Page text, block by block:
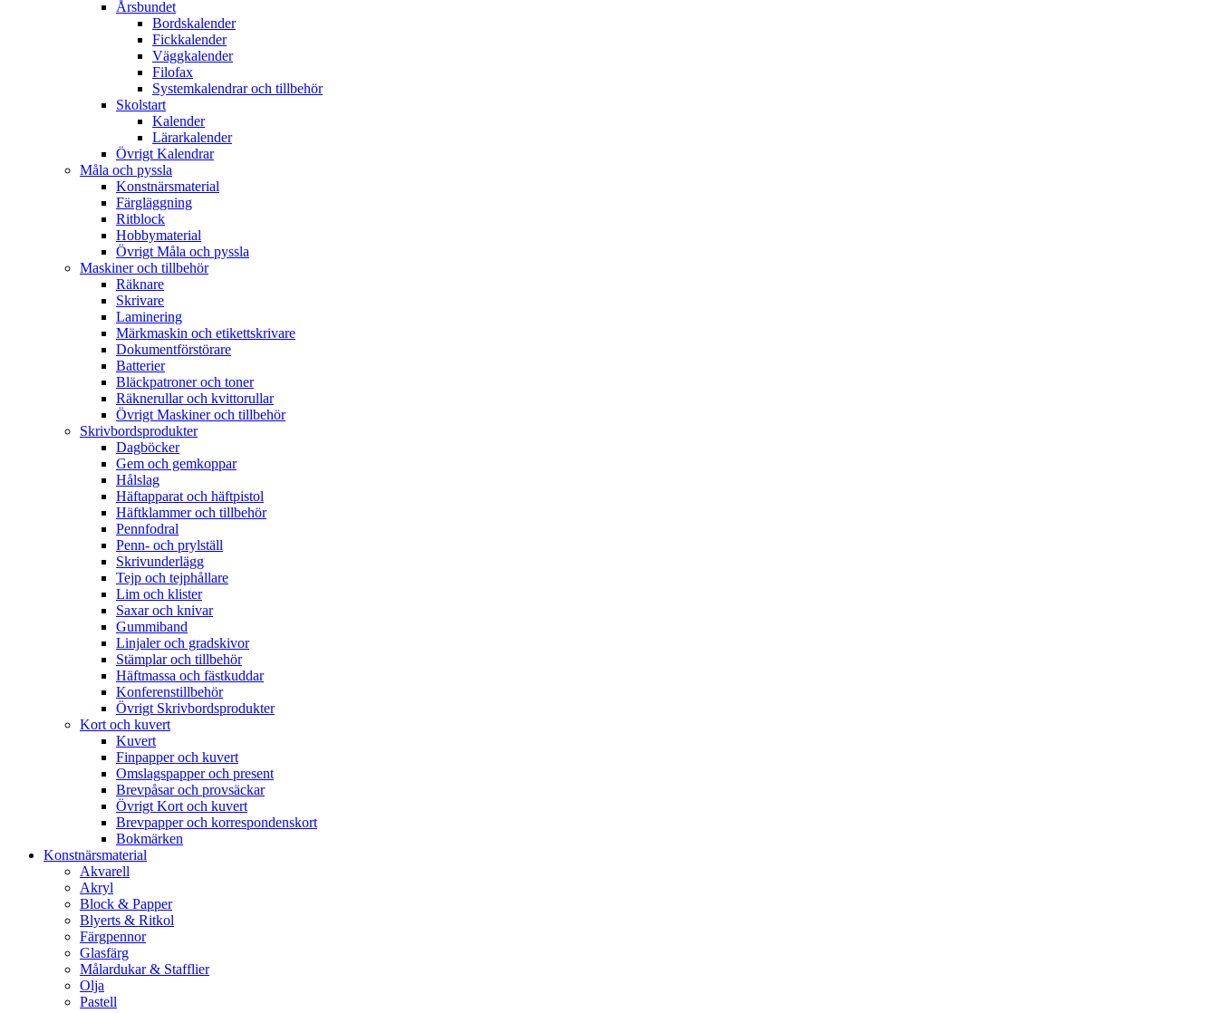
Årsbundet
Bordskalender
Fickkalender
Väggkalender
Filofax
Systemkalendrar och tillbehör
Skolstart
Kalender
Lärarkalender
Övrigt Kalendrar
Måla och pyssla
Konstnärsmaterial
Färgläggning
Ritblock
Hobbymaterial
Övrigt Måla och pyssla
Maskiner och tillbehör
Räknare
Skrivare
Laminering
Märkmaskin och etikettskrivare
Dokumentförstörare
Batterier
Bläckpatroner och toner
Räknerullar och kvittorullar
Övrigt Maskiner och tillbehör
Skrivbordsprodukter
Dagböcker
Gem och gemkoppar
Hålslag
Häftapparat och häftpistol
Häftklammer och tillbehör
Pennfodral
Penn- och prylställ
Skrivunderlägg
Tejp och tejphållare
Lim och klister
Saxar och knivar
Gummiband
Linjaler och gradskivor
Stämplar och tillbehör
Häftmassa och fästkuddar
Konferenstillbehör
Övrigt Skrivbordsprodukter
Kort och kuvert
Kuvert
Finpapper och kuvert
Omslagspapper och present
Brevpåsar och provsäckar
Övrigt Kort och kuvert
Brevpapper och korrespondenskort
Bokmärken
Konstnärsmaterial
Akvarell
Akryl
Block & Papper
Blyerts & Ritkol
Färgpennor
Glasfärg
Målardukar & Stafflier
Olja
Pastell